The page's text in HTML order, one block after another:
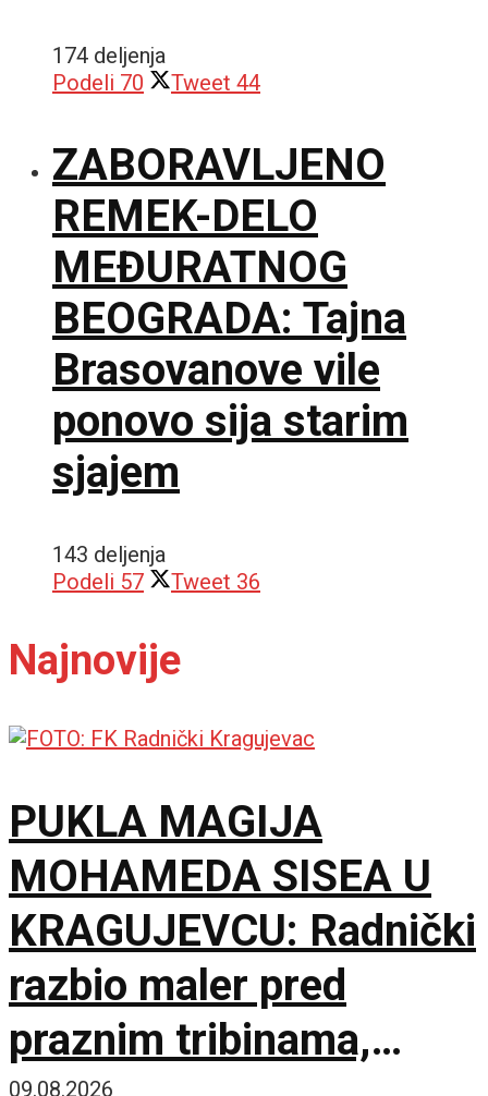
174 deljenja
Podeli 70 Tweet 44
ZABORAVLJENO
REMEK-DELO
MEĐURATNOG
BEOGRADA: Tajna
Brasovanove vile
ponovo sija starim
sjajem
143 deljenja
Podeli 57 Tweet 36
Najnovije
PUKLA MAGIJA
MOHAMEDA SISEA U
KRAGUJEVCU: Radnički
razbio maler pred
praznim tribinama,
09.08.2026